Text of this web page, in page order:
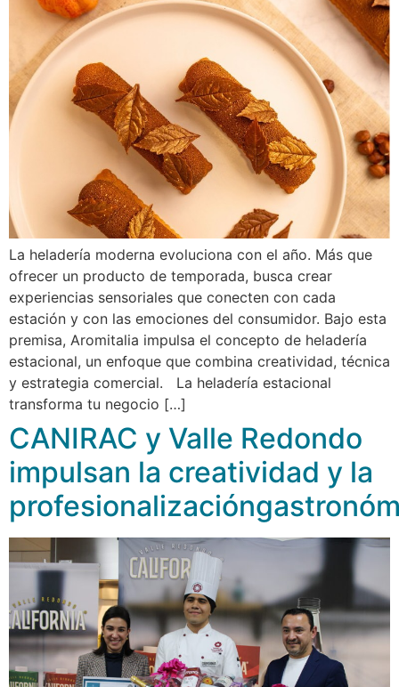
La heladería moderna evoluciona con el año. Más que
ofrecer un producto de temporada, busca crear
experiencias sensoriales que conecten con cada
estación y con las emociones del consumidor. Bajo esta
premisa, Aromitalia impulsa el concepto de heladería
estacional, un enfoque que combina creatividad, técnica
y estrategia comercial. La heladería estacional
transforma tu negocio […]
CANIRAC y Valle Redondo
impulsan la creatividad y la